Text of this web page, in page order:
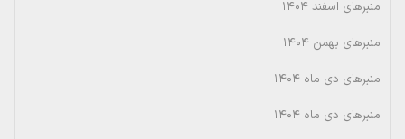
منبرهای اسفند ۱۴۰۴
منبرهای بهمن ۱۴۰۴
منبرهای دی ماه ۱۴۰۴
منبرهای دی ماه ۱۴۰۴